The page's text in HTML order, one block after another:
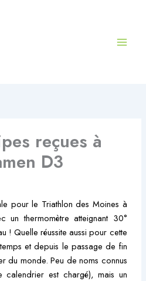
reçues à
D3
pour le Triathlon des Moines à
un thermomètre atteignant 30°
! Quelle réussite aussi pour cette
et depuis le passage de fin
du monde. Peu de noms connus
calendrier est chargé), mais un